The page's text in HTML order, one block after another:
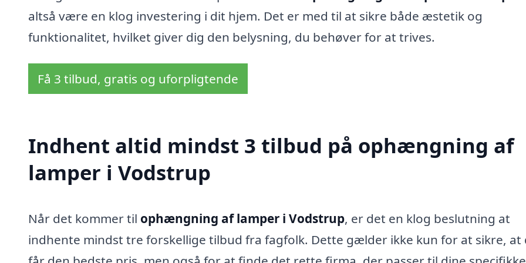
altså være en klog investering i dit hjem. Det er med til at sikre både æstetik og
funktionalitet, hvilket giver dig den belysning, du behøver for at trives.
Få 3 tilbud, gratis og uforpligtende
Indhent altid mindst 3 tilbud på ophængning af
lamper i Vodstrup
Når det kommer til ophængning af lamper i Vodstrup, er det en klog beslutning at
indhente mindst tre forskellige tilbud fra fagfolk. Dette gælder ikke kun for at sikre, at